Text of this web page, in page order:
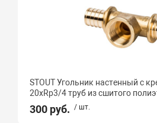
STOUT Угольник настенный с
20xRp3/4 труб из сшитого
300 руб. / шт.